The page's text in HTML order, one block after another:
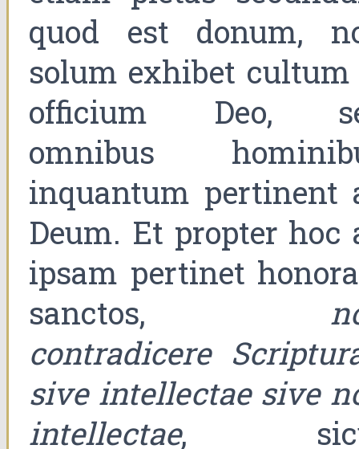
quod est donum,
solum exhibet cultum
officium Deo,
omnibus
inquantum pertinent
Deum. Et propter hoc
ipsam pertinet
sanctos,
contradicere
sive intellectae sive
intellectae,